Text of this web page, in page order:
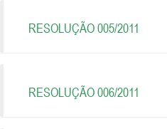
RESOLUÇÃO 005/2011
RESOLUÇÃO 006/2011